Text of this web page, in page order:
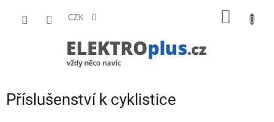
CZK
Příslušenství k cyklistice